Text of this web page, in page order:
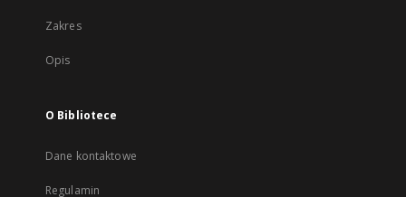
Zakres
Opis
O Bibliotece
Dane kontaktowe
Regulamin